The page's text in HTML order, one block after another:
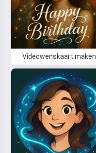
Videowenskaart maken